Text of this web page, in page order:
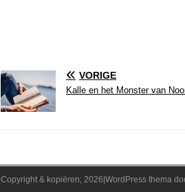
VORIGE
Kalle en het Monster van
Copyright & kopiëren; 2026|WordPress thema